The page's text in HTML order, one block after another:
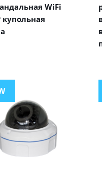
WiFi
купольная